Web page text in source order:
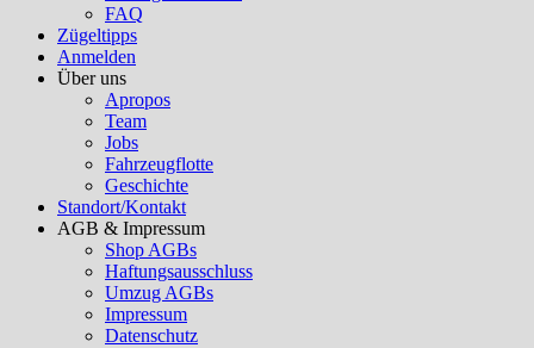
FAQ
Zügeltipps
Anmelden
Über uns
Apropos
Team
Jobs
Fahrzeugflotte
Geschichte
Standort/Kontakt
AGB & Impressum
Shop AGBs
Haftungsausschluss
Umzug AGBs
Impressum
Datenschutz